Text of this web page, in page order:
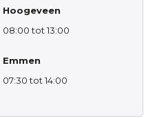
Hoogeveen
08:00 tot 13:00
Emmen
07:30 tot 14:00